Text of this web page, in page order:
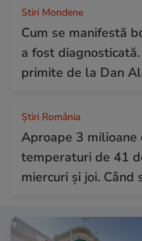
Stiri Mondene
Cum se manifestă
a fost
primite de la Dan
Știri România
Aproape 3 milioane
temperaturi de 41
miercuri și joi. Când